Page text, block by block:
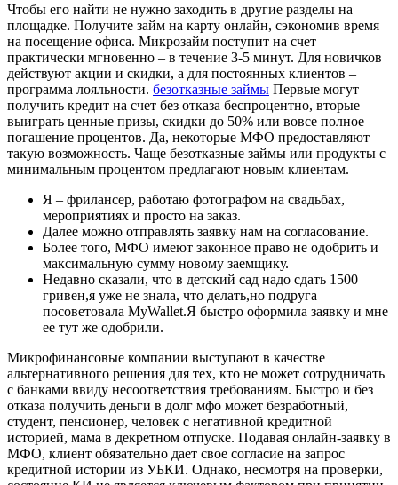
Чтобы его найти не нужно заходить в другие разделы на
площадке. Получите займ на карту онлайн, сэкономив время
на посещение офиса. Микрозайм поступит на счет
практически мгновенно – в течение 3-5 минут. Для новичков
действуют акции и скидки, а для постоянных клиентов –
программа лояльности. безотказные займы Первые могут
получить кредит на счет без отказа беспроцентно, вторые –
выиграть ценные призы, скидки до 50% или вовсе полное
погашение процентов. Да, некоторые МФО предоставляют
такую возможность. Чаще безотказные займы или продукты с
минимальным процентом предлагают новым клиентам.
Я – фрилансер, работаю фотографом на свадьбах,
мероприятиях и просто на заказ.
Далее можно отправлять заявку нам на согласование.
Более того, МФО имеют законное право не одобрить и
максимальную сумму новому заемщику.
Недавно сказали, что в детский сад надо сдать 1500
гривен,я уже не знала, что делать,но подруга
посоветовала MyWallet.Я быстро оформила заявку и мне
ее тут же одобрили.
Микрофинансовые компании выступают в качестве
альтернативного решения для тех, кто не может сотрудничать
с банками ввиду несоответствия требованиям. Быстро и без
отказа получить деньги в долг мфо может безработный,
студент, пенсионер, человек с негативной кредитной
историей, мама в декретном отпуске. Подавая онлайн-заявку в
МФО, клиент обязательно дает свое согласие на запрос
кредитной истории из УБКИ. Однако, несмотря на проверки,